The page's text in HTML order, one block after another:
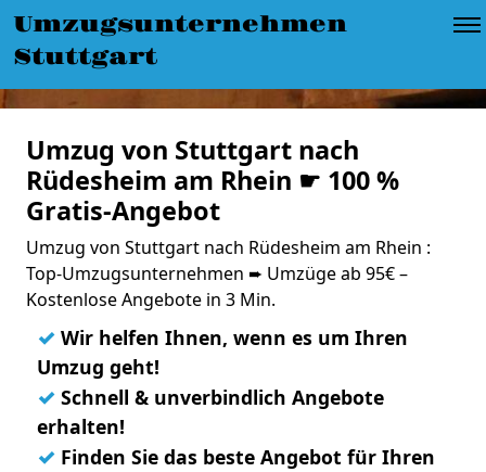
Umzugsunternehmen
Stuttgart
Umzug von Stuttgart nach
Rüdesheim am Rhein ☛ 100 %
Gratis-Angebot
Umzug von Stuttgart nach Rüdesheim am Rhein :
Top-Umzugsunternehmen ➨ Umzüge ab 95€ –
Kostenlose Angebote in 3 Min.
✓ Wir helfen Ihnen, wenn es um Ihren
Umzug geht!
✓ Schnell & unverbindlich Angebote
erhalten!
✓ Finden Sie das beste Angebot für Ihren